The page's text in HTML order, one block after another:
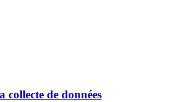
de données